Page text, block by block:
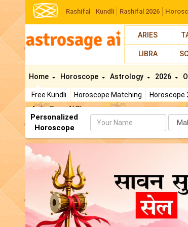
Rashifal Kundli Rashifal 2026
ARIES
LIBRA
Home
Free Kundli Horoscope Matching Horoscope
AstroSage AI Shop
Horoscope Astrology 2026
Personalized
Horoscope
Name